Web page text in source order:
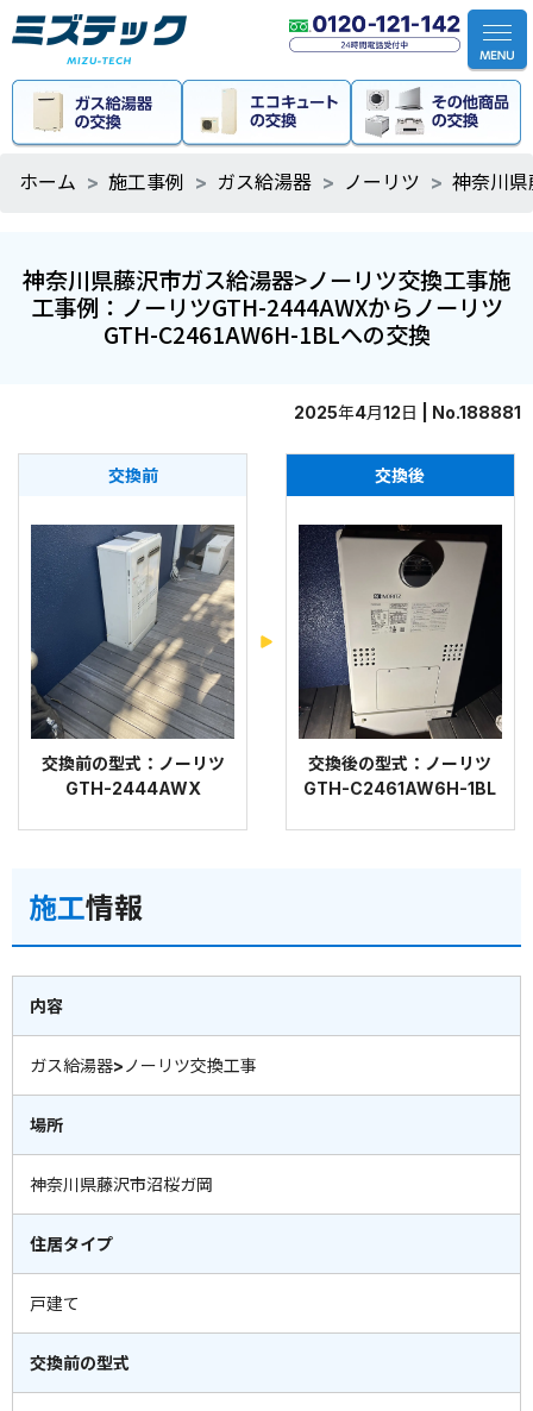
ホーム 施工事例 ガス給湯器 ノーリツ 神奈川
神奈川県藤沢市ガス給湯器>ノーリツ交換工事施
工事例：ノーリツGTH-2444AWXからノーリツ
GTH-C2461AW6H-1BLへの交換
2025年4月12日 | No.188881
交換前
交換前の型式：ノーリツ
GTH-2444AWX
交換後
交換後の型式：ノーリツ
GTH-C2461AW6H-1BL
施工情報
内容
ガス給湯器>ノーリツ交換工事
場所
神奈川県藤沢市沼桜ガ岡
住居タイプ
戸建て
交換前の型式